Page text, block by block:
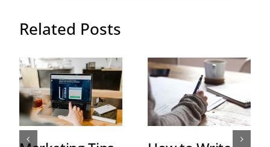
Related Posts